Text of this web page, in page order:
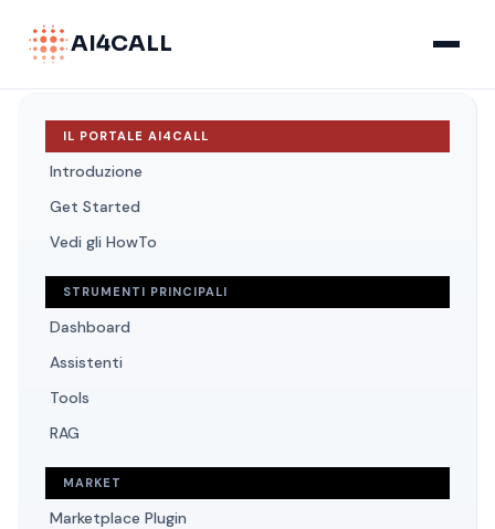
AI4CALL
IL PORTALE AI4CALL
Introduzione
Get Started
Vedi gli HowTo
STRUMENTI PRINCIPALI
Dashboard
Assistenti
Tools
RAG
MARKET
Marketplace Plugin